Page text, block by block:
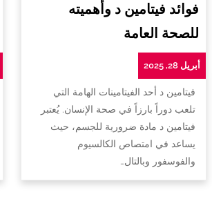
فوائد فيتامين د وأهميته
للصحة العامة
أبريل 28, 2025
فيتامين د أحد الفيتامينات الهامة التي
تلعب دوراً بارزاً في صحة الإنسان. يُعتبر
فيتامين د مادة ضرورية للجسم، حيث
يساعد في امتصاص الكالسيوم
والفوسفور وبالتال…